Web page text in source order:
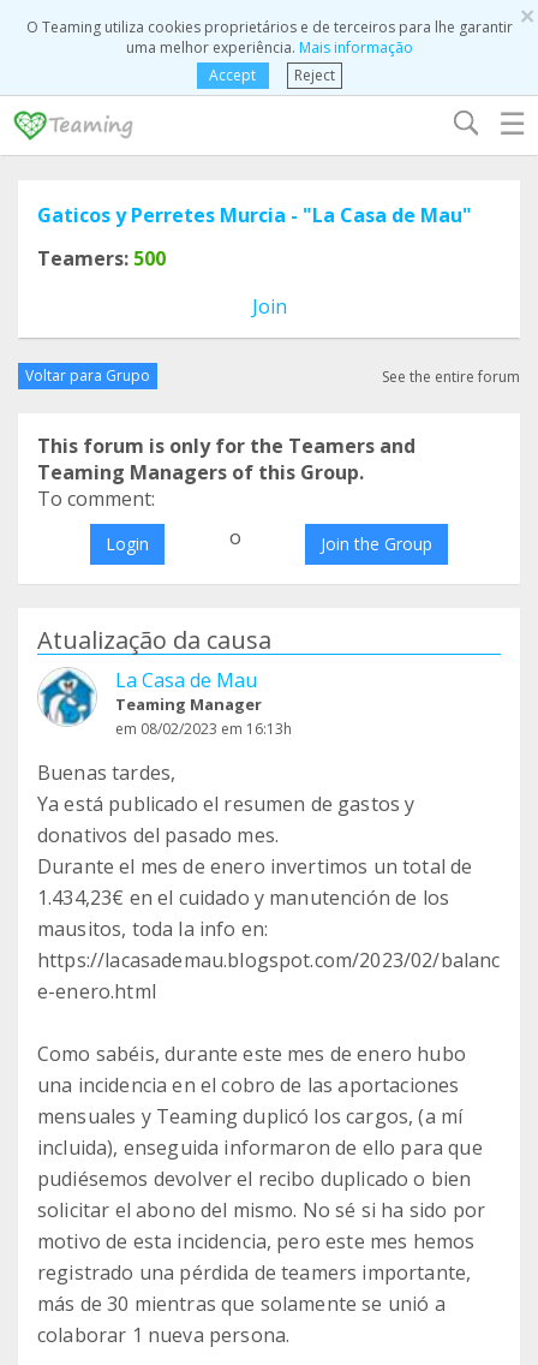
×
O Teaming utiliza cookies proprietários e de terceiros para lhe garantir
uma melhor experiência. Mais informação
Accept
Reject
☰
Gaticos y Perretes Murcia - "La Casa de Mau"
Teamers: 500
Join
Voltar para Grupo See the entire forum
This forum is only for the Teamers and
Teaming Managers of this Group.
To comment:
Login o Join the Group
Atualização da causa
La Casa de Mau
Teaming Manager
em 08/02/2023 em 16:13h
Buenas tardes,
Ya está publicado el resumen de gastos y
donativos del pasado mes.
Durante el mes de enero invertimos un total de
1.434,23€ en el cuidado y manutención de los
mausitos, toda la info en:
https://lacasademau.blogspot.com/2023/02/balanc
e-enero.html
Como sabéis, durante este mes de enero hubo
una incidencia en el cobro de las aportaciones
mensuales y Teaming duplicó los cargos, (a mí
incluida), enseguida informaron de ello para que
pudiésemos devolver el recibo duplicado o bien
solicitar el abono del mismo. No sé si ha sido por
motivo de esta incidencia, pero este mes hemos
registrado una pérdida de teamers importante,
más de 30 mientras que solamente se unió a
colaborar 1 nueva persona.